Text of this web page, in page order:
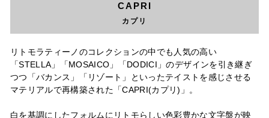
CAPRI
カプリ
リトモラティーノのコレクションの中でも人気の高い
「STELLA」「MOSAICO」「DODICI」のデザインを引き継ぎ
つつ「バカンス」「リゾート」といったテイストを感じさせる
マテリアルで再構築された「CAPRI(カプリ)」。
白を基調にしたフォルムにリトモらしい色彩豊かな文字盤が映